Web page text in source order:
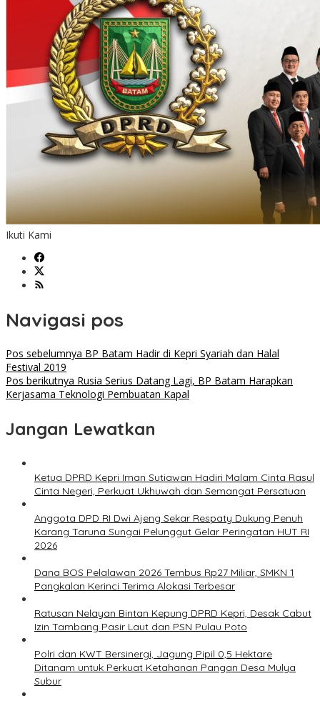
Ikuti Kami
Navigasi pos
Pos sebelumnya BP Batam Hadir di Kepri Syariah dan Halal
Festival 2019
Pos berikutnya Rusia Serius Datang Lagi, BP Batam Harapkan
Kerjasama Teknologi Pembuatan Kapal
Jangan Lewatkan
Ketua DPRD Kepri Iman Sutiawan Hadiri Malam Cinta Rasul
Cinta Negeri, Perkuat Ukhuwah dan Semangat Persatuan
Anggota DPD RI Dwi Ajeng Sekar Respaty Dukung Penuh
Karang Taruna Sungai Pelunggut Gelar Peringatan HUT RI
2026
Dana BOS Pelalawan 2026 Tembus Rp27 Miliar, SMKN 1
Pangkalan Kerinci Terima Alokasi Terbesar
Ratusan Nelayan Bintan Kepung DPRD Kepri, Desak Cabut
Izin Tambang Pasir Laut dan PSN Pulau Poto
Polri dan KWT Bersinergi, Jagung Pipil 0,5 Hektare
Ditanam untuk Perkuat Ketahanan Pangan Desa Mulya
Subur